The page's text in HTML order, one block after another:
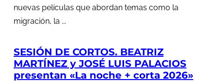
nuevas películas que abordan temas como la
migración, la ...
SESIÓN DE CORTOS. BEATRIZ
MARTÍNEZ y JOSÉ LUIS PALACIOS
presentan «La noche + corta 2026»